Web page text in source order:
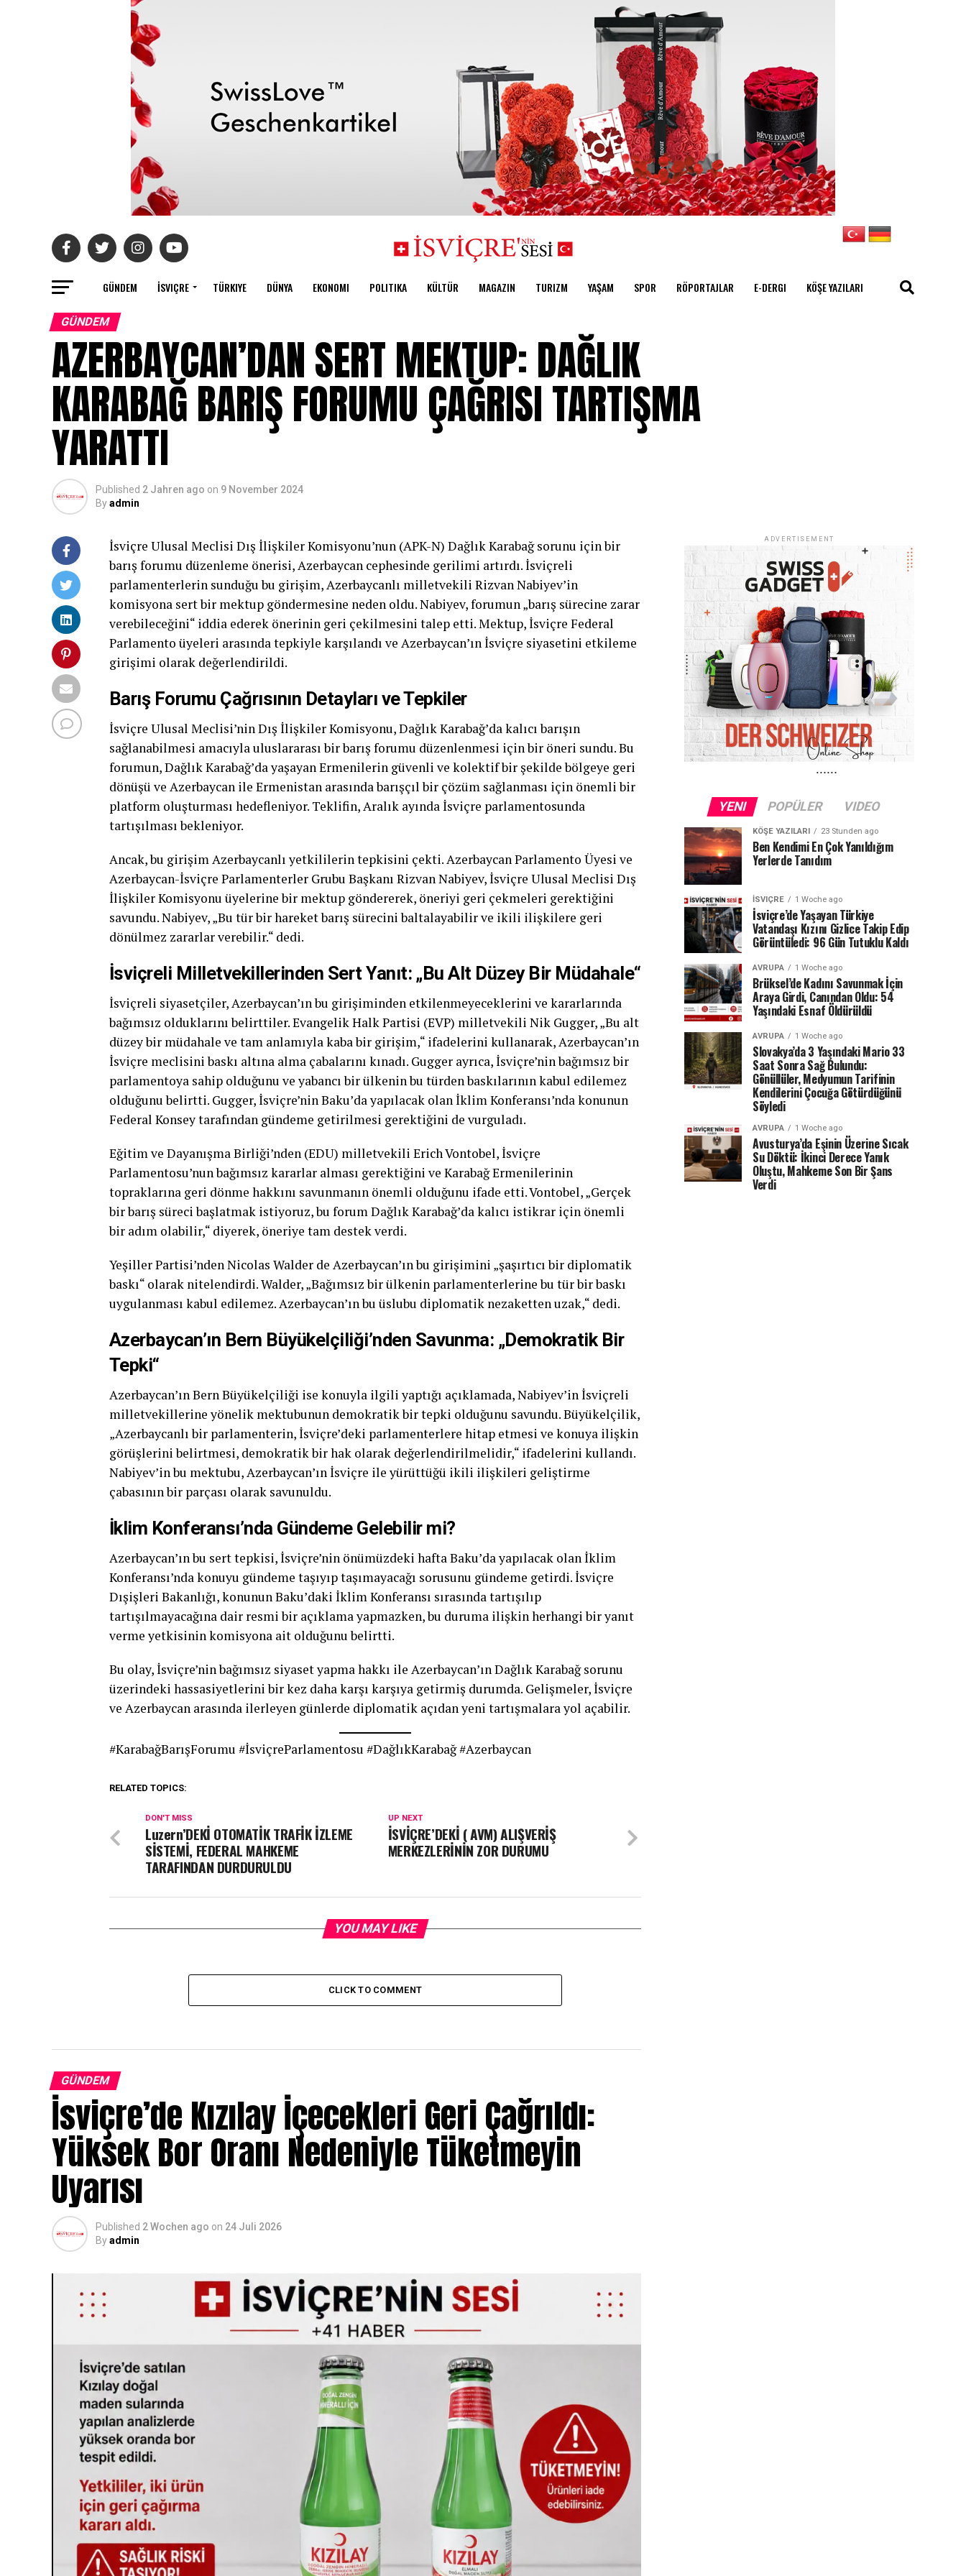
GÜNDEM İSVIÇRE TÜRKIYE DÜNYA EKONOMI POLITIKA KÜLTÜR MAGAZIN TURIZM YAŞAM SPOR RÖPORTAJLAR E-DERGI KÖŞE YAZILARI
GÜNDEM
AZERBAYCAN’DAN SERT MEKTUP: DAĞLIK
KARABAĞ BARIŞ FORUMU ÇAĞRISI TARTIŞMA
YARATTI
Published 2 Jahren ago on 9 November 2024
Byadmin
İsviçre Ulusal Meclisi Dış İlişkiler Komisyonu’nun (APK-N) Dağlık Karabağ sorunu için bir
barış forumu düzenleme önerisi, Azerbaycan cephesinde gerilimi artırdı. İsviçreli
parlamenterlerin sunduğu bu girişim, Azerbaycanlı milletvekili Rizvan Nabiyev’in
komisyona sert bir mektup göndermesine neden oldu. Nabiyev, forumun „barış sürecine zarar
verebileceğini“ iddia ederek önerinin geri çekilmesini talep etti. Mektup, İsviçre Federal
Parlamento üyeleri arasında tepkiyle karşılandı ve Azerbaycan’ın İsviçre siyasetini etkileme
girişimi olarak değerlendirildi.
Barış Forumu Çağrısının Detayları ve Tepkiler
İsviçre Ulusal Meclisi’nin Dış İlişkiler Komisyonu, Dağlık Karabağ’da kalıcı barışın
sağlanabilmesi amacıyla uluslararası bir barış forumu düzenlenmesi için bir öneri sundu. Bu
forumun, Dağlık Karabağ’da yaşayan Ermenilerin güvenli ve kolektif bir şekilde bölgeye geri
dönüşü ve Azerbaycan ile Ermenistan arasında barışçıl bir çözüm sağlanması için önemli bir
platform oluşturması hedefleniyor. Teklifin, Aralık ayında İsviçre parlamentosunda
tartışılması bekleniyor.
Ancak, bu girişim Azerbaycanlı yetkililerin tepkisini çekti. Azerbaycan Parlamento Üyesi ve
Azerbaycan-İsviçre Parlamenterler Grubu Başkanı Rizvan Nabiyev, İsviçre Ulusal Meclisi Dış
İlişkiler Komisyonu üyelerine bir mektup göndererek, öneriyi geri çekmeleri gerektiğini
savundu. Nabiyev, „Bu tür bir hareket barış sürecini baltalayabilir ve ikili ilişkilere geri
dönülmez zararlar verebilir.“ dedi.
İsviçreli Milletvekillerinden Sert Yanıt: „Bu Alt Düzey Bir Müdahale“
İsviçreli siyasetçiler, Azerbaycan’ın bu girişiminden etkilenmeyeceklerini ve kararlarında
bağımsız olduklarını belirttiler. Evangelik Halk Partisi (EVP) milletvekili Nik Gugger, „Bu alt
düzey bir müdahale ve tam anlamıyla kaba bir girişim,“ ifadelerini kullanarak, Azerbaycan’ın
İsviçre meclisini baskı altına alma çabalarını kınadı. Gugger ayrıca, İsviçre’nin bağımsız bir
parlamentoya sahip olduğunu ve yabancı bir ülkenin bu türden baskılarının kabul edilemez
olduğunu belirtti. Gugger, İsviçre’nin Baku’da yapılacak olan İklim Konferansı’nda konunun
Federal Konsey tarafından gündeme getirilmesi gerektiğini de vurguladı.
Eğitim ve Dayanışma Birliği’nden (EDU) milletvekili Erich Vontobel, İsviçre
Parlamentosu’nun bağımsız kararlar alması gerektiğini ve Karabağ Ermenilerinin
topraklarına geri dönme hakkını savunmanın önemli olduğunu ifade etti. Vontobel, „Gerçek
bir barış süreci başlatmak istiyoruz, bu forum Dağlık Karabağ’da kalıcı istikrar için önemli
bir adım olabilir,“ diyerek, öneriye tam destek verdi.
Yeşiller Partisi’nden Nicolas Walder de Azerbaycan’ın bu girişimini „şaşırtıcı bir diplomatik
baskı“ olarak nitelendirdi. Walder, „Bağımsız bir ülkenin parlamenterlerine bu tür bir baskı
uygulanması kabul edilemez. Azerbaycan’ın bu üslubu diplomatik nezaketten uzak,“ dedi.
Azerbaycan’ın Bern Büyükelçiliği’nden Savunma: „Demokratik Bir
Tepki“
Azerbaycan’ın Bern Büyükelçiliği ise konuyla ilgili yaptığı açıklamada, Nabiyev’in İsviçreli
milletvekillerine yönelik mektubunun demokratik bir tepki olduğunu savundu. Büyükelçilik,
„Azerbaycanlı bir parlamenterin, İsviçre’deki parlamenterlere hitap etmesi ve konuya ilişkin
görüşlerini belirtmesi, demokratik bir hak olarak değerlendirilmelidir,“ ifadelerini kullandı.
Nabiyev’in bu mektubu, Azerbaycan’ın İsviçre ile yürüttüğü ikili ilişkileri geliştirme
çabasının bir parçası olarak savunuldu.
İklim Konferansı’nda Gündeme Gelebilir mi?
Azerbaycan’ın bu sert tepkisi, İsviçre’nin önümüzdeki hafta Baku’da yapılacak olan İklim
Konferansı’nda konuyu gündeme taşıyıp taşımayacağı sorusunu gündeme getirdi. İsviçre
Dışişleri Bakanlığı, konunun Baku’daki İklim Konferansı sırasında tartışılıp
tartışılmayacağına dair resmi bir açıklama yapmazken, bu duruma ilişkin herhangi bir yanıt
verme yetkisinin komisyona ait olduğunu belirtti.
Bu olay, İsviçre’nin bağımsız siyaset yapma hakkı ile Azerbaycan’ın Dağlık Karabağ sorunu
üzerindeki hassasiyetlerini bir kez daha karşı karşıya getirmiş durumda. Gelişmeler, İsviçre
ve Azerbaycan arasında ilerleyen günlerde diplomatik açıdan yeni tartışmalara yol açabilir.
#KarabağBarışForumu #İsviçreParlamentosu #DağlıkKarabağ #Azerbaycan
RELATED TOPICS:
UP NEXT
İSVİÇRE’DEKİ ( AVM) ALIŞVERİŞ
MERKEZLERİNİN ZOR DURUMU
DON'T MISS
Luzern’DEKİ OTOMATİK TRAFİK İZLEME
SİSTEMİ, FEDERAL MAHKEME
TARAFINDAN DURDURULDU
YOU MAY LIKE
CLICK TO COMMENT
GÜNDEM
İsviçre’de Kızılay İçecekleri Geri Çağrıldı:
Yüksek Bor Oranı Nedeniyle Tüketmeyin
Uyarısı
Published 2 Wochen ago on 24 Juli 2026
Byadmin
ADVERTISEMENT
YENI POPÜLER VIDEO
KÖŞE YAZILARI 23 Stunden ago
Ben Kendimi En Çok Yanıldığım
Yerlerde Tanıdım
İSVIÇRE 1 Woche ago
İsviçre’de Yaşayan Türkiye
Vatandaşı Kızını Gizlice Takip Edip
Görüntüledi: 96 Gün Tutuklu Kaldı
AVRUPA 1 Woche ago
Brüksel’de Kadını Savunmak İçin
Araya Girdi, Canından Oldu: 54
Yaşındaki Esnaf Öldürüldü
AVRUPA 1 Woche ago
Slovakya’da 3 Yaşındaki Mario 33
Saat Sonra Sağ Bulundu:
Gönüllüler, Medyumun Tarifinin
Kendilerini Çocuğa Götürdüğünü
Söyledi
AVRUPA 1 Woche ago
Avusturya’da Eşinin Üzerine Sıcak
Su Döktü: İkinci Derece Yanık
Oluştu, Mahkeme Son Bir Şans
Verdi